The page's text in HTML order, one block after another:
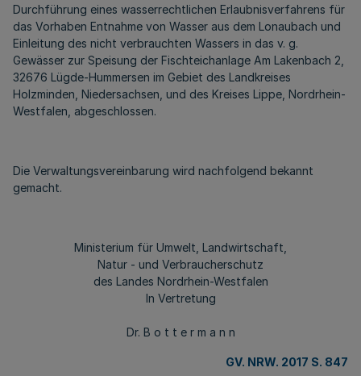
Durchführung eines wasserrechtlichen Erlaubnisverfahrens für
das Vorhaben Entnahme von Wasser aus dem Lonaubach und
Einleitung des nicht verbrauchten Wassers in das v. g.
Gewässer zur Speisung der Fischteichanlage Am Lakenbach 2,
32676 Lügde-Hummersen im Gebiet des Landkreises
Holzminden, Niedersachsen, und des Kreises Lippe, Nordrhein-
Westfalen, abgeschlossen.
Die Verwaltungsvereinbarung wird nachfolgend bekannt
gemacht.
Ministerium für Umwelt, Landwirtschaft,
Natur - und Verbraucherschutz
des Landes Nordrhein-Westfalen
In Vertretung
Dr. B o t t e r m a n n
GV. NRW. 2017 S. 847